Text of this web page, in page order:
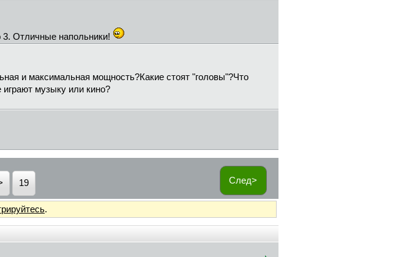
3. Отличные напольники!
и максимальная мощность?Какие стоят "головы"?Что
музыку или кино?
След>
19
.